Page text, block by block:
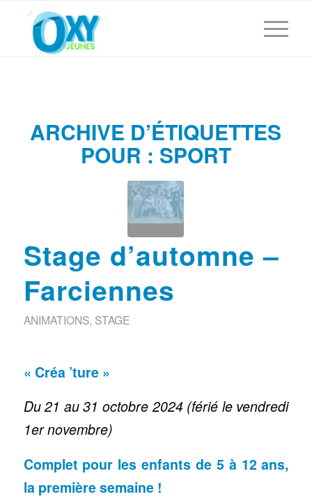
ARCHIVE D’ÉTIQUETTES
POUR : SPORT
Stage d’automne –
Farciennes
ANIMATIONS, STAGE
« Créa ’ture »
Du 21 au 31 octobre 2024 (férié le vendredi
1er novembre)
Complet pour les enfants de 5 à 12 ans,
la première semaine !